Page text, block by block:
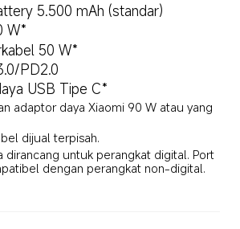
5.500 mAh (standar)
W*
50 W*
PD2.0
USB Tipe C*
adaptor daya Xiaomi 90 W atau yang
dijual terpisah.
dirancang untuk perangkat digital. Port
dengan perangkat non-digital.